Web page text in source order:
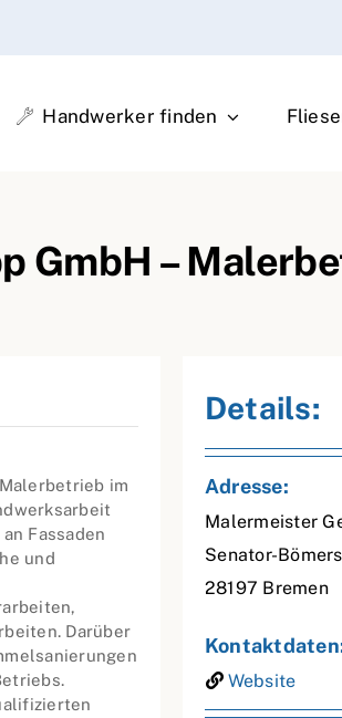
Handwerker finden
GmbH –
im
Fassaden
und
Darüber
Details:
Adresse:
Malermeister
Senator-
28197 Bremen
Website